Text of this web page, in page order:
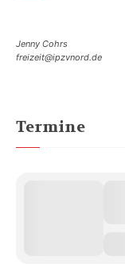
Jenny Cohrs
freizeit@ipzvnord.de
Termine